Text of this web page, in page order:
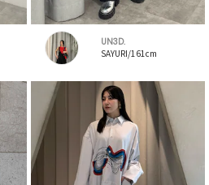
UN3D.
SAYURI/161cm